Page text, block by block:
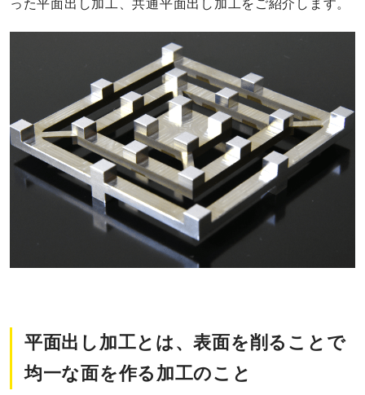
った平面出し加工、共通平面出し加工をご紹介します。
平面出し加工とは、表面を削ることで
均一な面を作る加工のこと